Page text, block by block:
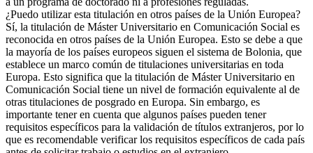
¿Puedo utilizar esta titulación en otros países de la Unión Europea?
Sí, la titulación de Máster Universitario en Comunicación Social es
reconocida en otros países de la Unión Europea. Esto se debe a que
la mayoría de los países europeos siguen el sistema de Bolonia, que
establece un marco común de titulaciones universitarias en toda
Europa. Esto significa que la titulación de Máster Universitario en
Comunicación Social tiene un nivel de formación equivalente al de
otras titulaciones de posgrado en Europa. Sin embargo, es
importante tener en cuenta que algunos países pueden tener
requisitos específicos para la validación de títulos extranjeros, por lo
que es recomendable verificar los requisitos específicos de cada país